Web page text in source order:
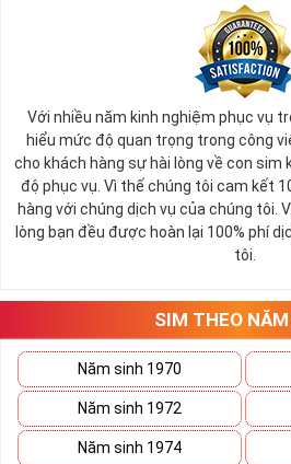
Với nhiều năm kinh nghiệm phục vụ
hiểu mức độ quan trọng trong công
cho khách hàng sự hài lòng về con sim
độ phục vụ. Vì thế chúng tôi cam kết
hàng với chúng dịch vụ của chúng tôi.
lòng bạn đều được hoàn lại 100% phí
tôi.
SIM THEO
Năm sinh 1970
Năm sinh 1972
Năm sinh 1974